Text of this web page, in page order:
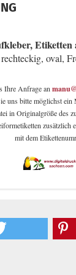
Etiketten
rechteckig, oval,
Ihre Anfrage an
uns bitte möglichst ein
in Originalgröße des
zusätzlich
mit dem